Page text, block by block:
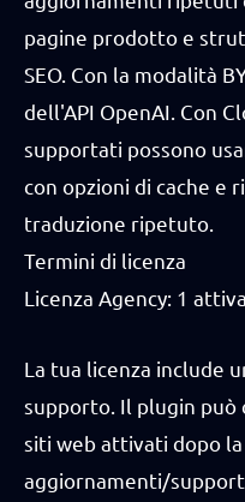
pagine prodotto e
SEO. Con la modalità
dell'API OpenAI. Con
supportati possono
con opzioni di cache e
traduzione ripetuto.
Termini di licenza
Licenza Agency: 1
La tua licenza include
supporto. Il plugin può
siti web attivati dopo
aggiornamenti/